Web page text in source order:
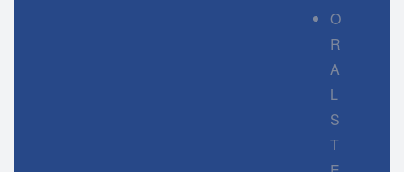
O
R
A
L
S
T